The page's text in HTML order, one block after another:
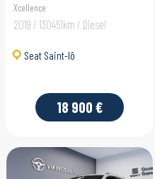
Xcellence
2019 / 130451km / Diesel
Seat Saint-lô
18 900 €